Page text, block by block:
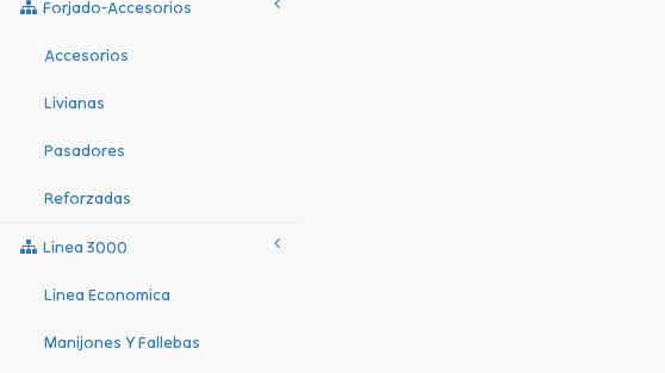
Forjado-Accesorios
Accesorios
Livianas
Pasadores
Reforzadas
Linea 3000
Linea Economica
Manijones Y Fallebas